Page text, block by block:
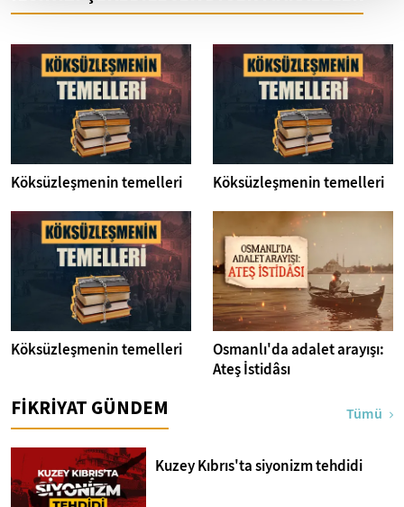
Köksüzleşmenin temelleri Köksüzleşmenin temelleri
Köksüzleşmenin temelleri
Osmanlı'da adalet arayışı:
Ateş İstidâsı
FİKRİYAT GÜNDEM Tümü
Kuzey Kıbrıs'ta siyonizm tehdidi